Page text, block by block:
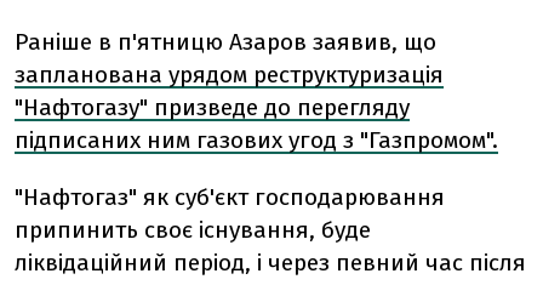
Раніше в п'ятницю Азаров заявив, що
запланована урядом реструктуризація
"Нафтогазу" призведе до перегляду
підписаних ним газових угод з "Газпромом".
"Нафтогаз" як суб'єкт господарювання
припинить своє існування, буде
ліквідаційний період, і через певний час після